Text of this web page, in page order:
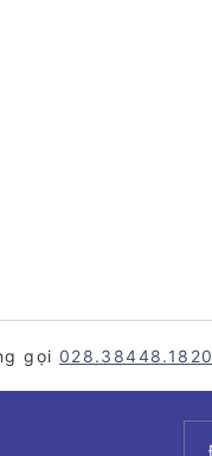
gọi 028.38448.1820